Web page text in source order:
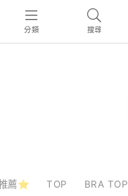
分類 搜尋
薦⭐ TOP BRA TOP